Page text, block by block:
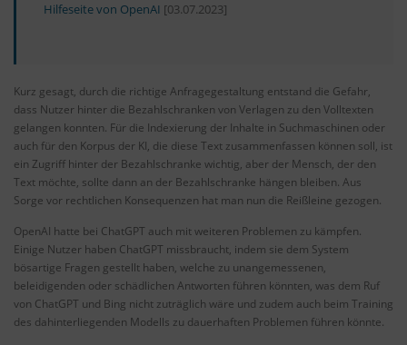
Hilfeseite von OpenAI [03.07.2023]
Kurz gesagt, durch die richtige Anfragegestaltung entstand die Gefahr,
dass Nutzer hinter die Bezahlschranken von Verlagen zu den Volltexten
gelangen konnten. Für die Indexierung der Inhalte in Suchmaschinen oder
auch für den Korpus der KI, die diese Text zusammenfassen können soll, ist
ein Zugriff hinter der Bezahlschranke wichtig, aber der Mensch, der den
Text möchte, sollte dann an der Bezahlschranke hängen bleiben. Aus
Sorge vor rechtlichen Konsequenzen hat man nun die Reißleine gezogen.
OpenAI hatte bei ChatGPT auch mit weiteren Problemen zu kämpfen.
Einige Nutzer haben ChatGPT missbraucht, indem sie dem System
bösartige Fragen gestellt haben, welche zu unangemessenen,
beleidigenden oder schädlichen Antworten führen könnten, was dem Ruf
von ChatGPT und Bing nicht zuträglich wäre und zudem auch beim Training
des dahinterliegenden Modells zu dauerhaften Problemen führen könnte.